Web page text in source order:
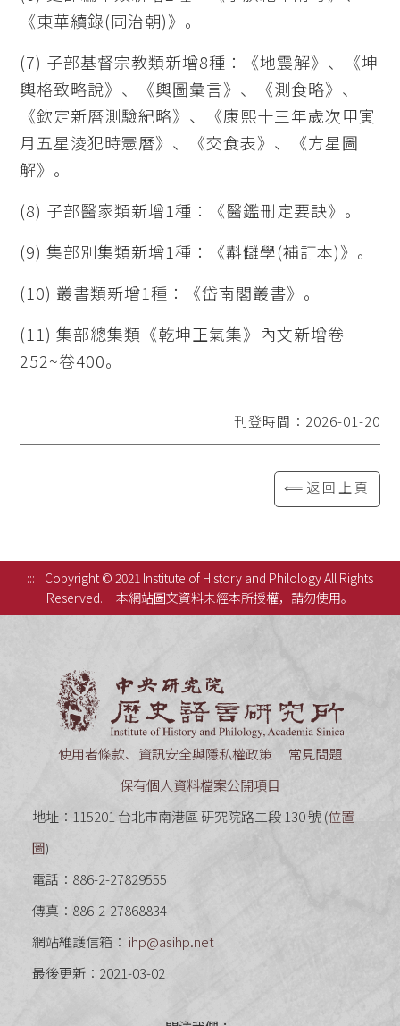
《東華續錄(同治朝)》。
(7) 子部基督宗教類新增8種：《地震解》、《坤
輿格致略說》、《輿圖彙言》、《測食略》、
《欽定新曆測驗紀略》、《康熙十三年歲次甲寅
月五星淩犯時憲曆》、《交食表》、《方星圖
解》。
(8) 子部醫家類新增1種：《醫鑑刪定要訣》。
(9) 集部別集類新增1種：《斠讎學(補訂本)》。
(10) 叢書類新增1種：《岱南閣叢書》。
(11) 集部總集類《乾坤正氣集》內文新增卷
252~卷400。
刊登時間：2026-01-20
⟸返回上頁
:::
Copyright © 2021 Institute of History and Philology All Rights
Reserved.
本網站圖文資料未經本所授權，請勿使用。
使用者條款、資訊安全與隱私權政策
常見問題
保有個人資料檔案公開項目
地址：115201 台北市南港區 研究院路二段 130 號 (位置
圖)
電話：886-2-27829555
傳真：886-2-27868834
網站維護信箱： ihp@asihp.net
最後更新：2021-03-02